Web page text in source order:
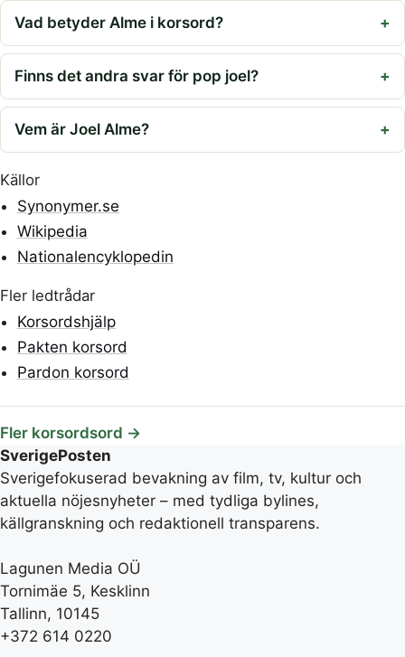
Vad betyder Alme i korsord?
Finns det andra svar för pop joel?
Vem är Joel Alme?
Källor
Synonymer.se
Wikipedia
Nationalencyklopedin
Fler ledtrådar
Korsordshjälp
Pakten korsord
Pardon korsord
Fler korsordsord →
SverigePosten
Sverigefokuserad bevakning av film, tv, kultur och
aktuella nöjesnyheter – med tydliga bylines,
källgranskning och redaktionell transparens.
Lagunen Media OÜ
Tornimäe 5, Kesklinn
Tallinn, 10145
+372 614 0220